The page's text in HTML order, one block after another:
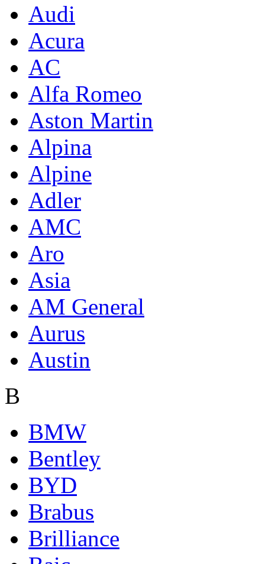
Audi
Acura
AC
Alfa Romeo
Aston Martin
Alpina
Alpine
Adler
AMC
Aro
Asia
AM General
Aurus
Austin
B
BMW
Bentley
BYD
Brabus
Brilliance